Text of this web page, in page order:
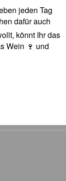
jeden Tag
dafür auch
könnt Ihr das
Wein 🍷 und